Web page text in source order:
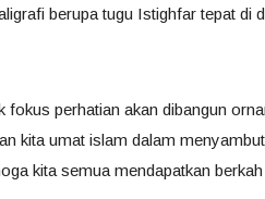
berupa tugu Istighfar tepat di
fokus perhatian akan dibangun
kita umat islam dalam
kita semua mendapatkan